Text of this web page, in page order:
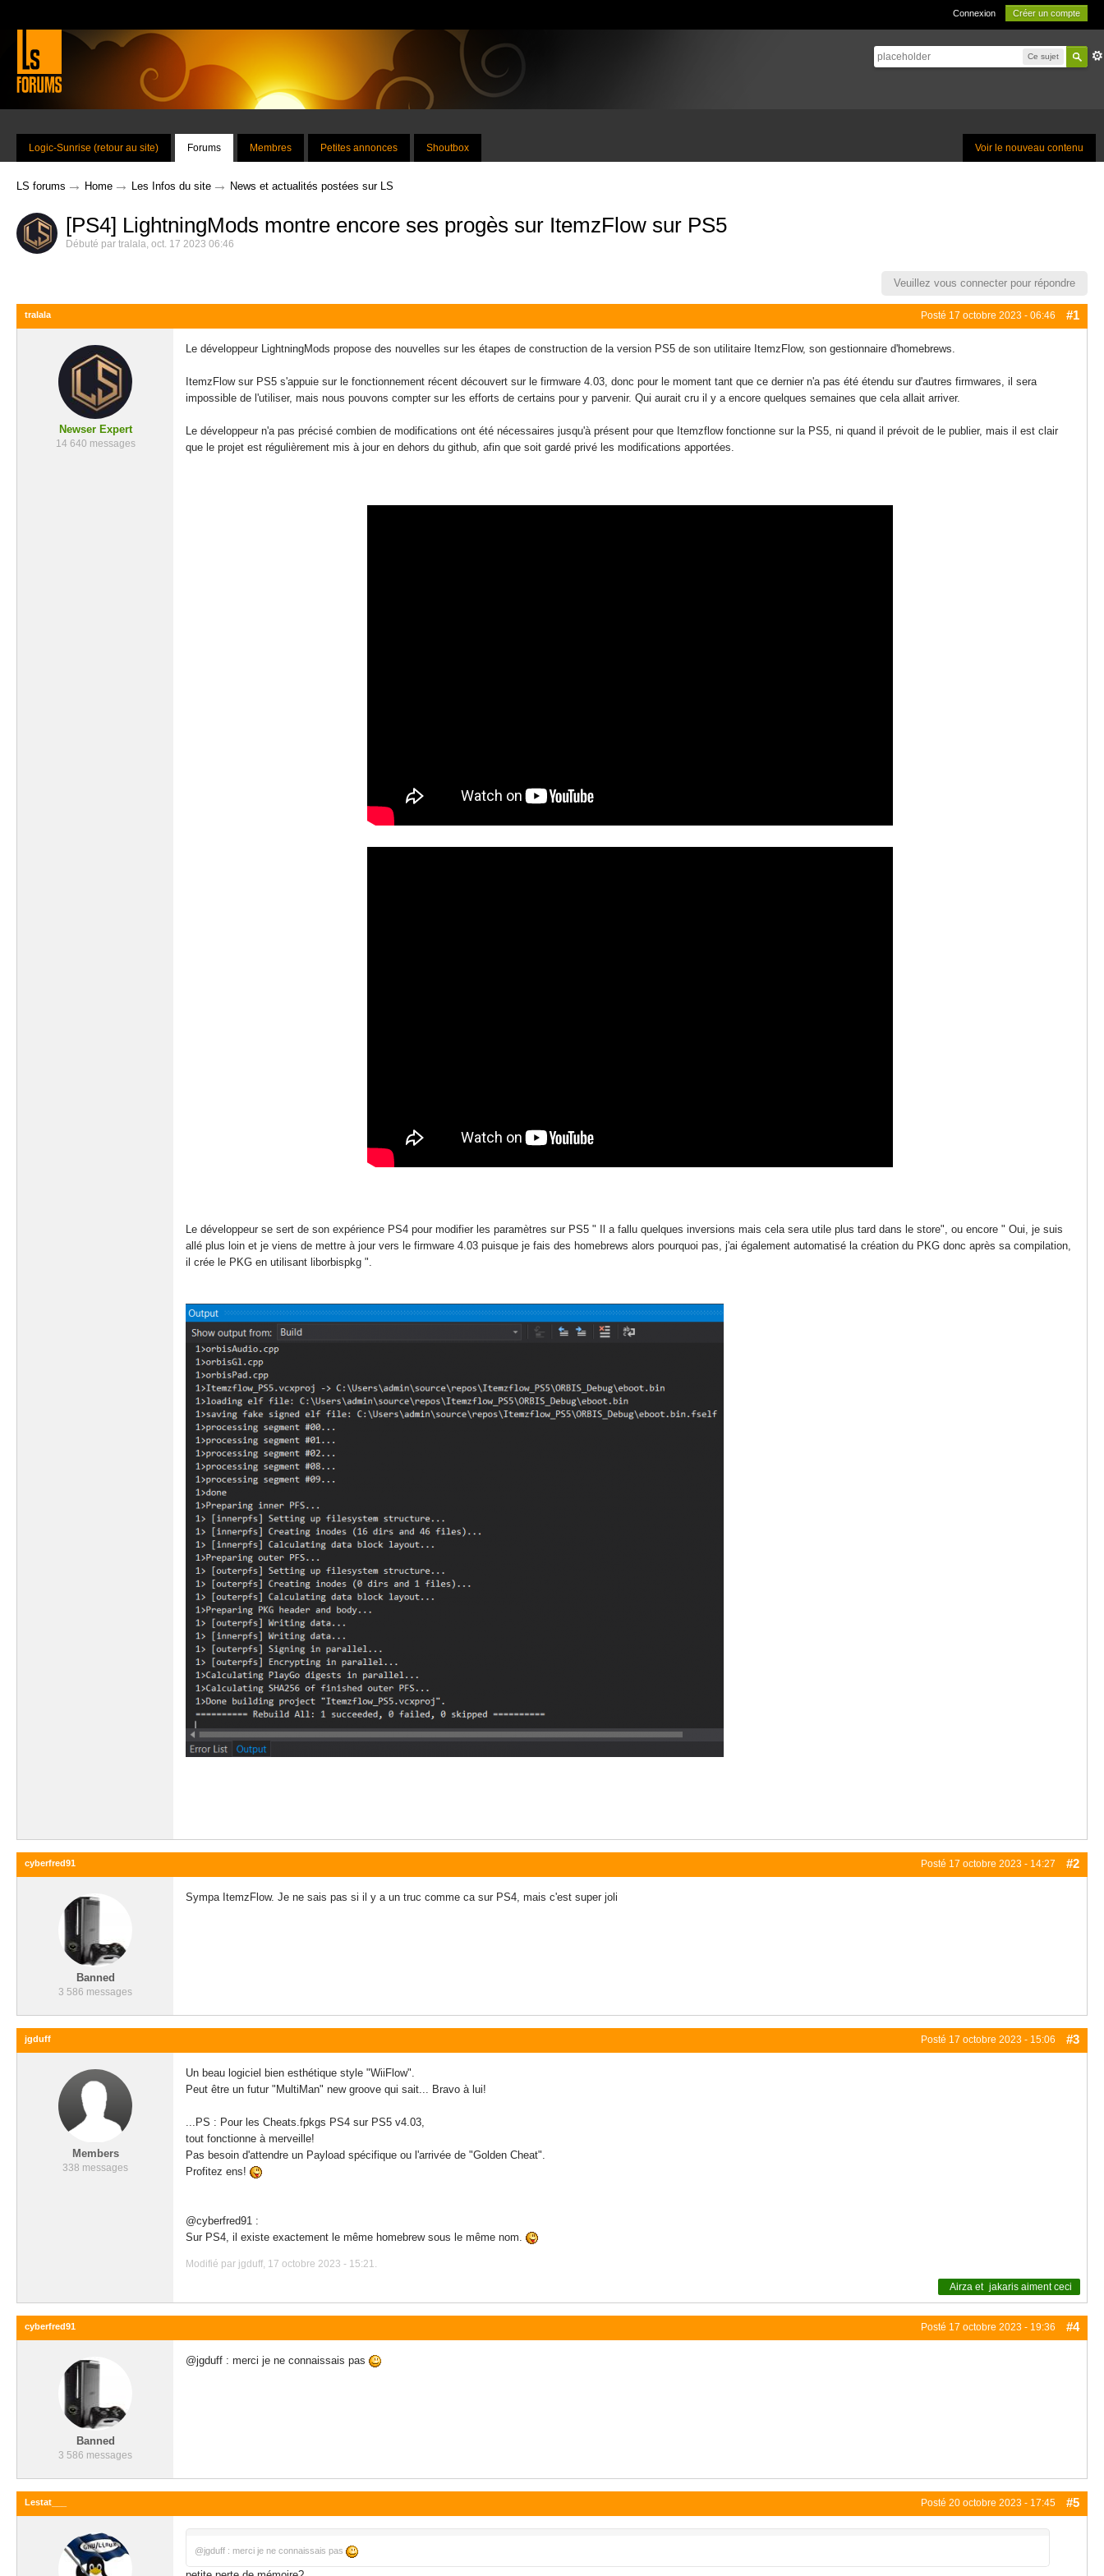
Connexion Créer un compte
Ce sujet
Voir le nouveau contenu
Logic-Sunrise (retour au site) Forums Membres Petites annonces Shoutbox
LS forums → Home → Les Infos du site → News et actualités postées sur LS
[PS4] LightningMods montre encore ses progès sur ItemzFlow sur PS5
Débuté par tralala, oct. 17 2023 06:46
Veuillez vous connecter pour répondre
Posté 17 octobre 2023 - 06:46 #1
tralala
Newser Expert
14 640 messages
Le développeur LightningMods propose des nouvelles sur les étapes de construction de la version PS5 de son utilitaire ItemzFlow, son gestionnaire d'homebrews.
ItemzFlow sur PS5 s'appuie sur le fonctionnement récent découvert sur le firmware 4.03, donc pour le moment tant que ce dernier n'a pas été étendu sur d'autres firmwares, il sera
impossible de l'utiliser, mais nous pouvons compter sur les efforts de certains pour y parvenir. Qui aurait cru il y a encore quelques semaines que cela allait arriver.
Le développeur n'a pas précisé combien de modifications ont été nécessaires jusqu'à présent pour que Itemzflow fonctionne sur la PS5, ni quand il prévoit de le publier, mais il est clair
que le projet est régulièrement mis à jour en dehors du github, afin que soit gardé privé les modifications apportées.
Le développeur se sert de son expérience PS4 pour modifier les paramètres sur PS5 " Il a fallu quelques inversions mais cela sera utile plus tard dans le store", ou encore " Oui, je suis
allé plus loin et je viens de mettre à jour vers le firmware 4.03 puisque je fais des homebrews alors pourquoi pas, j'ai également automatisé la création du PKG donc après sa compilation,
il crée le PKG en utilisant liborbispkg ".
Posté 17 octobre 2023 - 14:27 #2
cyberfred91
Banned
3 586 messages
Sympa ItemzFlow. Je ne sais pas si il y a un truc comme ca sur PS4, mais c'est super joli
Posté 17 octobre 2023 - 15:06 #3
jgduff
Members
338 messages
Un beau logiciel bien esthétique style "WiiFlow".
Peut être un futur "MultiMan" new groove qui sait... Bravo à lui!
...PS : Pour les Cheats.fpkgs PS4 sur PS5 v4.03,
tout fonctionne à merveille!
Pas besoin d'attendre un Payload spécifique ou l'arrivée de "Golden Cheat".
Profitez ens!
@cyberfred91 :
Sur PS4, il existe exactement le même homebrew sous le même nom.
Modifié par jgduff, 17 octobre 2023 - 15:21.
Airza et jakaris aiment ceci
Posté 17 octobre 2023 - 19:36 #4
cyberfred91
Banned
3 586 messages
@jgduff : merci je ne connaissais pas
Posté 20 octobre 2023 - 17:45 #5
Lestat___
@jgduff : merci je ne connaissais pas